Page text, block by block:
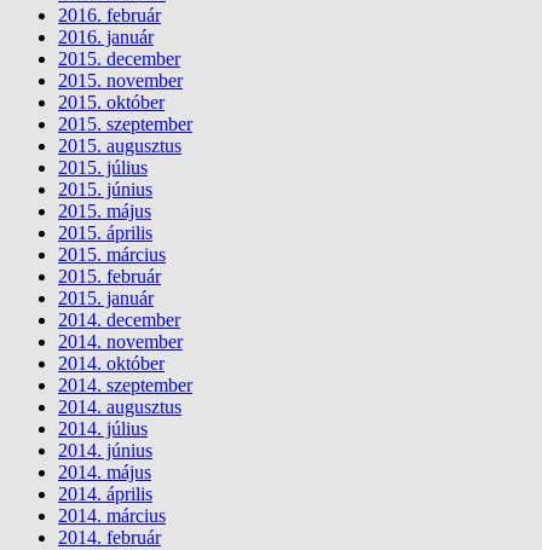
2016. február
2016. január
2015. december
2015. november
2015. október
2015. szeptember
2015. augusztus
2015. július
2015. június
2015. május
2015. április
2015. március
2015. február
2015. január
2014. december
2014. november
2014. október
2014. szeptember
2014. augusztus
2014. július
2014. június
2014. május
2014. április
2014. március
2014. február